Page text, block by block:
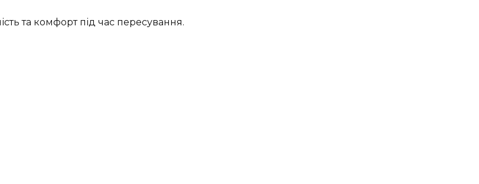
та комфорт під час пересування.